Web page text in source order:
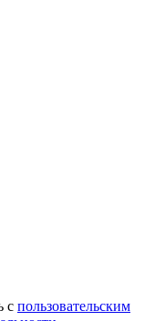
с пользовательским